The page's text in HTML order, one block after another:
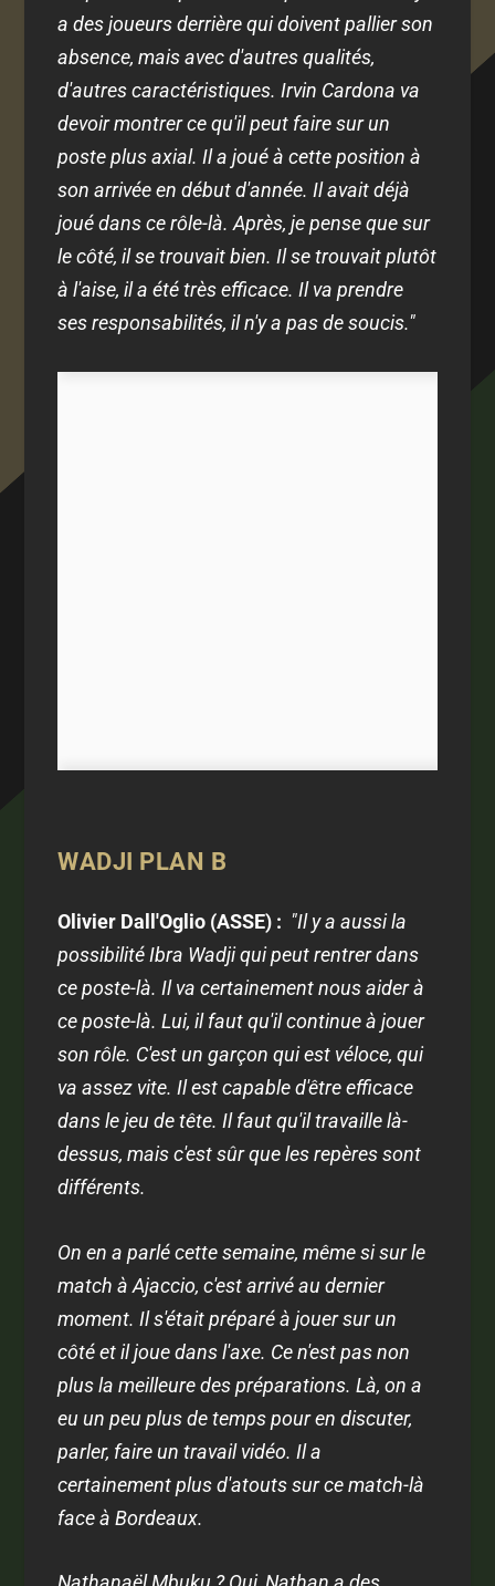
a des joueurs derrière qui doivent pallier son
absence, mais avec d'autres qualités,
d'autres caractéristiques. Irvin Cardona va
devoir montrer ce qu'il peut faire sur un
poste plus axial. Il a joué à cette position à
son arrivée en début d'année. Il avait déjà
joué dans ce rôle-là. Après, je pense que sur
le côté, il se trouvait bien. Il se trouvait plutôt
à l'aise, il a été très efficace. Il va prendre
ses responsabilités, il n'y a pas de soucis."
WADJI PLAN B
Olivier Dall'Oglio (ASSE) : "Il y a aussi la
possibilité Ibra Wadji qui peut rentrer dans
ce poste-là. Il va certainement nous aider à
ce poste-là. Lui, il faut qu'il continue à jouer
son rôle. C'est un garçon qui est véloce, qui
va assez vite. Il est capable d'être efficace
dans le jeu de tête. Il faut qu'il travaille là-
dessus, mais c'est sûr que les repères sont
différents.
On en a parlé cette semaine, même si sur le
match à Ajaccio, c'est arrivé au dernier
moment. Il s'était préparé à jouer sur un
côté et il joue dans l'axe. Ce n'est pas non
plus la meilleure des préparations. Là, on a
eu un peu plus de temps pour en discuter,
parler, faire un travail vidéo. Il a
certainement plus d'atouts sur ce match-là
face à Bordeaux.